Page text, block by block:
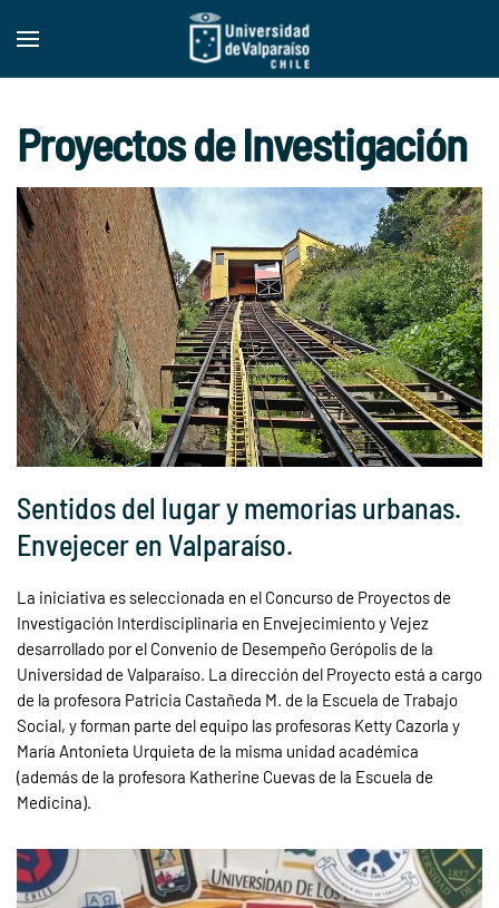
Skip to main content
Proyectos de Investigación
Sentidos del lugar y memorias urbanas.
Envejecer en Valparaíso.
La iniciativa es seleccionada en el Concurso de Proyectos de
Investigación Interdisciplinaria en Envejecimiento y Vejez
desarrollado por el Convenio de Desempeño Gerópolis de la
Universidad de Valparaíso. La dirección del Proyecto está a cargo
de la profesora Patricia Castañeda M. de la Escuela de Trabajo
Social, y forman parte del equipo las profesoras Ketty Cazorla y
María Antonieta Urquieta de la misma unidad académica
(además de la profesora Katherine Cuevas de la Escuela de
Medicina).